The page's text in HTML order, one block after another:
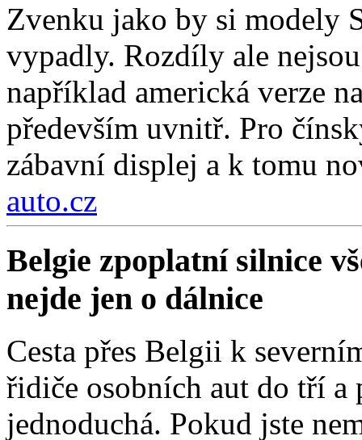
Zvenku jako by si modely
vypadly. Rozdíly ale
například americká verze
především uvnitř. Pro
zábavní displej a k tomu
auto.cz
Belgie zpoplatní silnice
nejde jen o dálnice
Cesta přes Belgii k
řidiče osobních aut do tří
jednoduchá. Pokud jste